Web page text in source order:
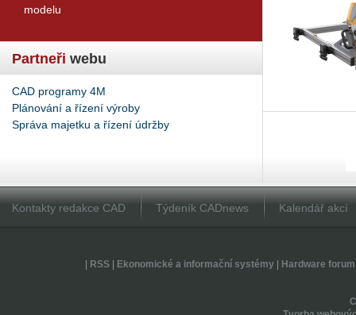
modelu
Partneři webu
CAD programy 4M
Plánování a řízení výroby
Správa majetku a řízení údržby
Kontakty redakce CAD Týdeník CADnews Kalendář akcí
RSS| Ekonomické a informační systémy| Hardware forum